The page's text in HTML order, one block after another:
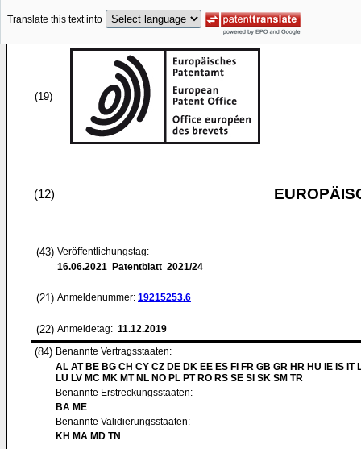
Translate this text into
(19)
(12)
(43) Veröffentlichungstag:
16.06.2021 Patentblatt 2021/24
(21) Anmeldenummer: 19215253.6
(22) Anmeldetag: 11.12.2019
(84) Benannte Vertragsstaaten:
AL AT BE BG CH CY CZ DE DK EE ES FI FR GB GR HR HU IE IS IT
LU LV MC MK MT NL NO PL PT RO RS SE SI SK SM TR
Benannte Erstreckungsstaaten:
BA ME
Benannte Validierungsstaaten:
KH MA MD TN